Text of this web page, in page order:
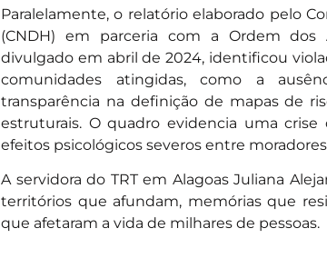
Paralelamente, o relatório elaborado pelo
(CNDH) em parceria com a Ordem dos
divulgado em abril de 2024, identificou
comunidades atingidas, como a
transparência na definição de mapas de
estruturais. O quadro evidencia uma
efeitos psicológicos severos entre
A servidora do TRT em Alagoas Juliana
territórios que afundam, memórias que
que afetaram a vida de milhares de pessoas.